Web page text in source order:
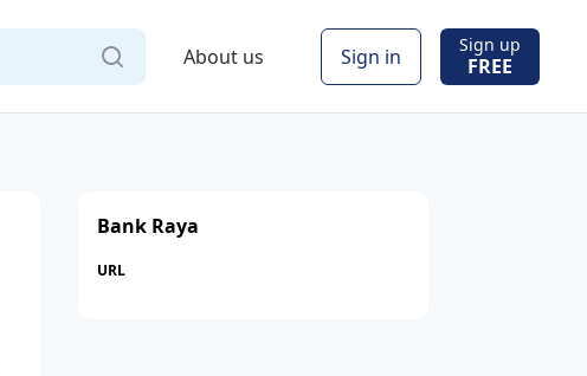
About us Sign in Sign up
FREE
Bank Raya
URL